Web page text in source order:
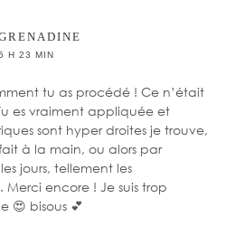
H 23 MIN
tu as procédé ! Ce n’était
es vraiment appliquée et
sont hyper droites je trouve,
à la main, ou alors par
jours, tellement les
Merci encore ! Je suis trop
😍 bisous 💕